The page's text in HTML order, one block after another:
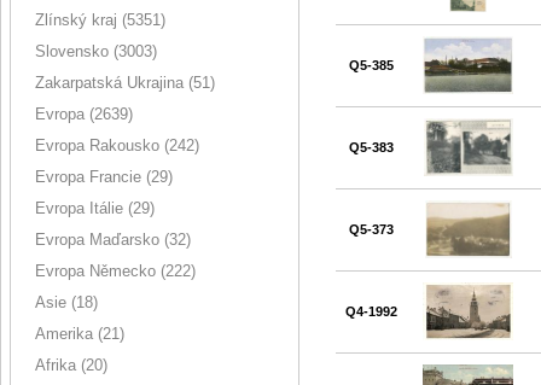
Zlínský kraj (5351)
Slovensko (3003)
Zakarpatská Ukrajina (51)
Evropa (2639)
Evropa Rakousko (242)
Evropa Francie (29)
Evropa Itálie (29)
Evropa Maďarsko (32)
Evropa Německo (222)
Asie (18)
Amerika (21)
Afrika (20)
Q5-385
Q5-383
Q5-373
Q4-1992